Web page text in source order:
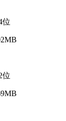
位
位